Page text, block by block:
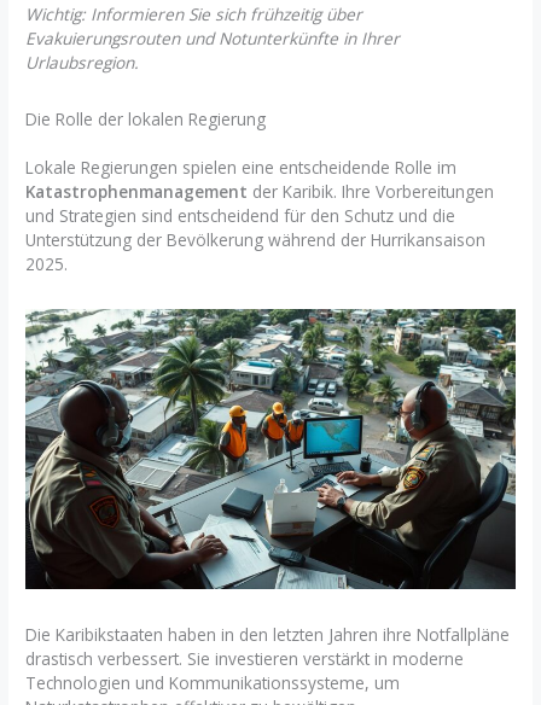
Wichtig: Informieren Sie sich frühzeitig über
Evakuierungsrouten und Notunterkünfte in Ihrer
Urlaubsregion.
Die Rolle der lokalen Regierung
Lokale Regierungen spielen eine entscheidende Rolle im
Katastrophenmanagement der Karibik. Ihre Vorbereitungen
und Strategien sind entscheidend für den Schutz und die
Unterstützung der Bevölkerung während der Hurrikansaison
2025.
Die Karibikstaaten haben in den letzten Jahren ihre Notfallpläne
drastisch verbessert. Sie investieren verstärkt in moderne
Technologien und Kommunikationssysteme, um